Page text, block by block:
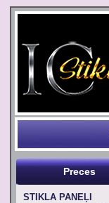
Preces
STIKLA PANEĻI